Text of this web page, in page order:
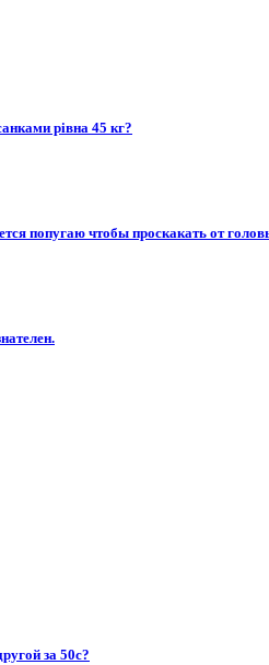
рівна 45 кг?
попугаю чтобы проскакать от
за 50с?